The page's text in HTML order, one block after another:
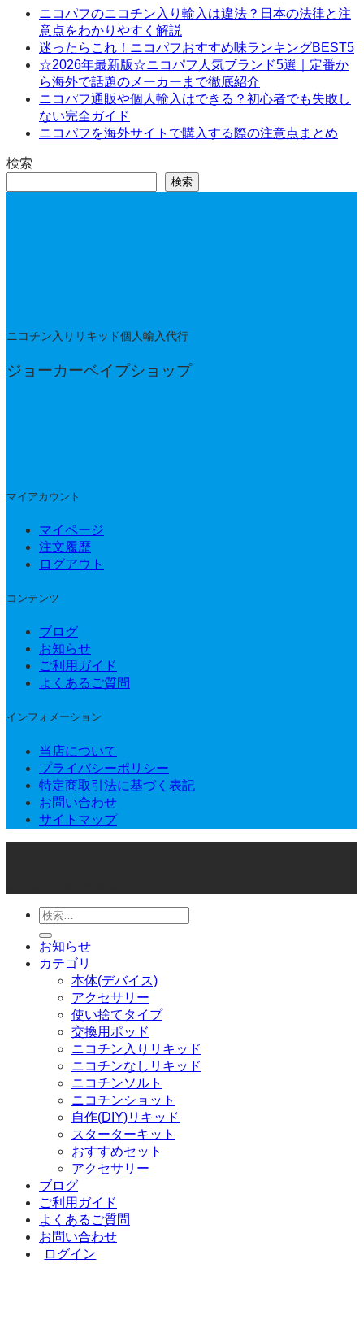
ニコパフのニコチン入り輸入は違法？日本の法律と注
意点をわかりやすく解説
迷ったらこれ！ニコパフおすすめ味ランキングBEST5
☆2026年最新版☆ニコパフ人気ブランド5選｜定番か
ら海外で話題のメーカーまで徹底紹介
ニコパフ通販や個人輸入はできる？初心者でも失敗し
ない完全ガイド
ニコパフを海外サイトで購入する際の注意点まとめ
検索
検索
ニコチン入りリキッド個人輸入代行
ジョーカーベイプショップ
マイアカウント
マイページ
注文履歴
ログアウト
コンテンツ
ブログ
お知らせ
ご利用ガイド
よくあるご質問
インフォメーション
当店について
プライバシーポリシー
特定商取引法に基づく表記
お問い合わせ
サイトマップ
検
索
対
象:
お知らせ
カテゴリ
本体(デバイス)
アクセサリー
使い捨てタイプ
交換用ポッド
ニコチン入りリキッド
ニコチンなしリキッド
ニコチンソルト
ニコチンショット
自作(DIY)リキッド
スターターキット
おすすめセット
アクセサリー
ブログ
ご利用ガイド
よくあるご質問
お問い合わせ
ログイン